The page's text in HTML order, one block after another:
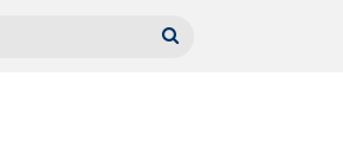
Caută